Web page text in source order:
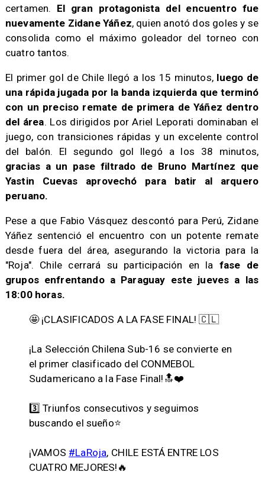
certamen. El gran protagonista del encuentro fue
nuevamente Zidane Yáñez, quien anotó dos goles y se
consolida como el máximo goleador del torneo con
cuatro tantos.
El primer gol de Chile llegó a los 15 minutos,luego de
una rápida jugada por la banda izquierda que terminó
con un preciso remate de primera de Yáñez dentro
del área. Los dirigidos por Ariel Leporati dominaban el
juego, con transiciones rápidas y un excelente control
del balón. El segundo gol llegó a los 38 minutos,
gracias a un pase filtrado de Bruno Martínez que
Yastin Cuevas aprovechó para batir al arquero
peruano.
Pese a que Fabio Vásquez descontó para Perú, Zidane
Yáñez sentenció el encuentro con un potente remate
desde fuera del área, asegurando la victoria para la
"Roja". Chile cerrará su participación en la fase de
grupos enfrentando a Paraguay este jueves a las
18:00 horas.
🤩 ¡CLASIFICADOS A LA FASE FINAL! 🇨🇱
¡La Selección Chilena Sub-16 se convierte en
el primer clasificado del CONMEBOL
Sudamericano a la Fase Final!🔝❤️
3️⃣ Triunfos consecutivos y seguimos
buscando el sueño⭐️
¡VAMOS #LaRoja, CHILE ESTÁ ENTRE LOS
CUATRO MEJORES!🔥